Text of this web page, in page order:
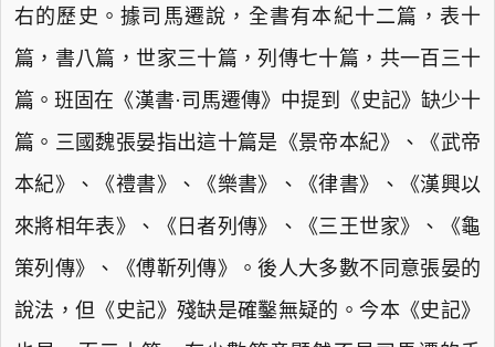
右的歷史。據司馬遷說，全書有本紀十二篇，表十
篇，書八篇，世家三十篇，列傳七十篇，共一百三十
篇。班固在《漢書·司馬遷傳》中提到《史記》缺少十
篇。三國魏張晏指出這十篇是《景帝本紀》、《武帝
本紀》、《禮書》、《樂書》、《律書》、《漢興以
來將相年表》、《日者列傳》、《三王世家》、《龜
策列傳》、《傅靳列傳》。後人大多數不同意張晏的
說法，但《史記》殘缺是確鑿無疑的。今本《史記》